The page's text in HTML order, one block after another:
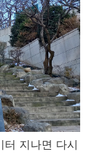
지나면 다시